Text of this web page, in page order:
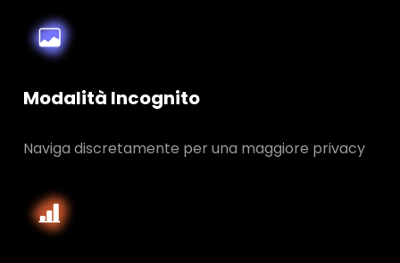
Modalità Incognito
Naviga discretamente per una maggiore privacy